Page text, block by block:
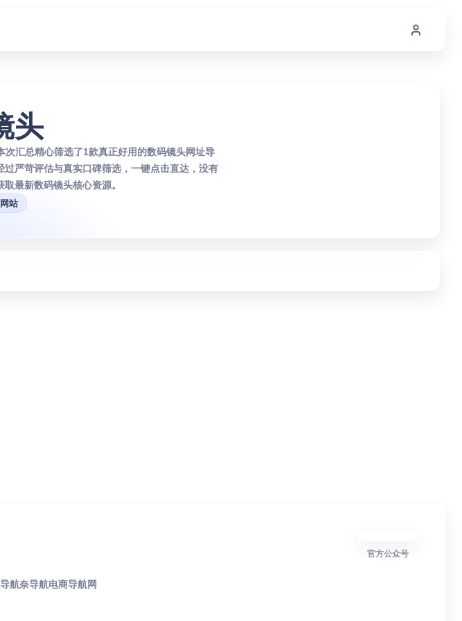
头
汇总精心筛选了1款真正好用的数码镜头网址导
严苛评估与真实口碑筛选，一键点击直达，没有
最新数码镜头核心资源。
站
航奈导航电商导航网
官方公众号